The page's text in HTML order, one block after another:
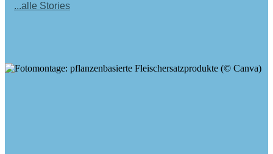
...alle Stories